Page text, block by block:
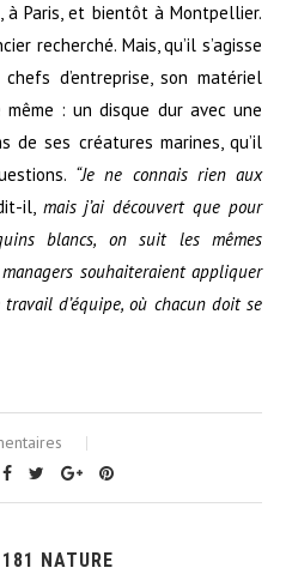
àParis, et bientôt à Montpellier.
recherché. Mais, qu’il s’agisse
d’entreprise, son matériel
: un disque dur avec une
ses créatures marines, qu’il
“Je ne connais rien aux
il, mais j’ai découvert que pour
blancs, on suit les mêmes
souhaiteraient appliquer
d’équipe, où chacun doit se
NATURE